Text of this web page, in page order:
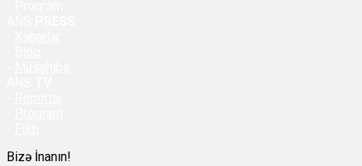
Bizə İnanın!